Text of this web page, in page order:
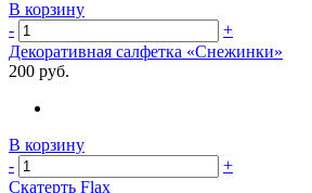
В корзину
-
+
Декоративная салфетка «Снежинки»
200 руб.
В корзину
-
+
Скатерть Flax